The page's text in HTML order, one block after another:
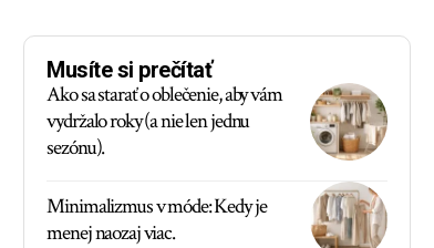
Musíte si prečítať
Ako sa starať o oblečenie, aby vám
vydržalo roky (a nie len jednu
sezónu).
Minimalizmus v móde: Kedy je
menej naozaj viac.